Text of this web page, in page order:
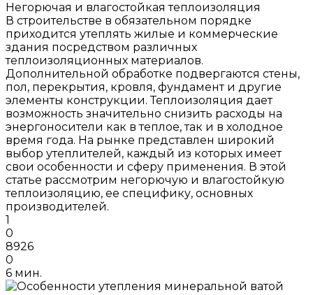
Негорючая и влагостойкая теплоизоляция
В строительстве в обязательном порядке
приходится утеплять жилые и коммерческие
здания посредством различных
теплоизоляционных материалов.
Дополнительной обработке подвергаются стены,
пол, перекрытия, кровля, фундамент и другие
элементы конструкции. Теплоизоляция дает
возможность значительно снизить расходы на
энергоносители как в теплое, так и в холодное
время года. На рынке представлен широкий
выбор утеплителей, каждый из которых имеет
свои особенности и сферу применения. В этой
статье рассмотрим негорючую и влагостойкую
теплоизоляцию, ее специфику, основных
производителей.
1
0
8926
0
6 мин.